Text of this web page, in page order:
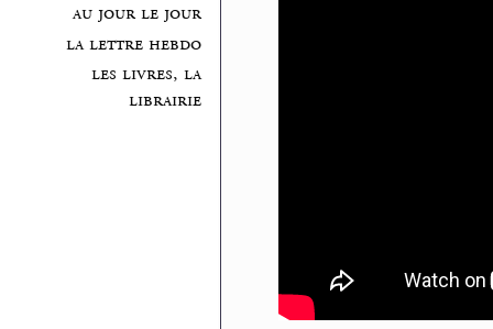
au jour le jour
la lettre hebdo
les livres, la
librairie